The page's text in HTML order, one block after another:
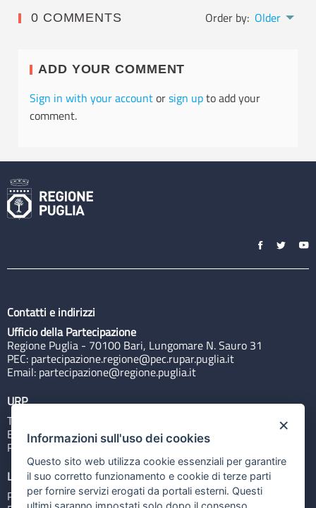
0 COMMENTS Order by: Older
ADD YOUR COMMENT
Sign in with your accountorsign upto add your
comment.
Contatti e indirizzi
Ufficio della Partecipazione
Regione Puglia - 70100 Bari, Lungomare N. Sauro 31
PEC: partecipazione.regione@pec.rupar.puglia.it
Email: partecipazione@regione.puglia.it
URP
Tel: 800713939
Email:quiregione@regione.puglia.it
Rubrica
Link utili
Portale Istituzionale
×
Informazioni sull'uso dei cookies
Questo sito web utilizza cookie essenziali per garantire
il suo corretto funzionamento e cookie di terze parti
per fornire servizi erogati da portali esterni. Questi
ultimi saranno impostati solo dopo il consenso.